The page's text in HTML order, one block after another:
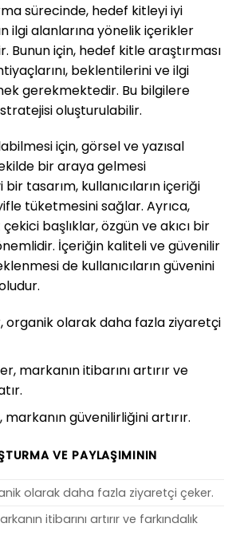
sürecinde, hedef kitleyi iyi
ilgi alanlarına yönelik içerikler
Bunun için, hedef kitle araştırması
beklentilerini ve ilgi
gerekmektedir. Bu bilgilere
oluşturulabilir.
için, görsel ve yazısal
bir araya gelmesi
tasarım, kullanıcıların içeriği
tüketmesini sağlar. Ayrıca,
başlıklar, özgün ve akıcı bir
İçeriğin kaliteli ve güvenilir
de kullanıcıların güvenini
organik olarak daha fazla ziyaretçi
markanın itibarını artırır ve
güvenilirliğini artırır.
VE PAYLAŞIMININ
olarak daha fazla ziyaretçi çeker.
itibarını artırır ve farkındalık